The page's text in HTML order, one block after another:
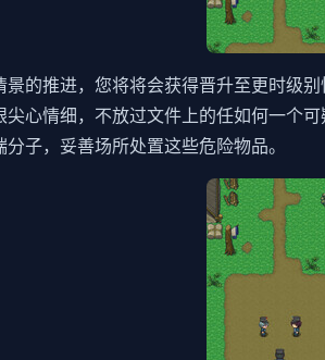
景的推进，您将将会获得晋升至更时级
尖心情细，不放过文件上的任如何一个
分子，妥善场所处置这些危险物品。